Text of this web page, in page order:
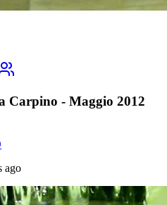
Carpino - Maggio 2012
ago